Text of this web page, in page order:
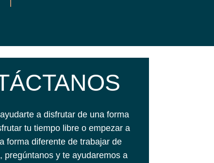
a disfrutar de una forma
tu tiempo libre o empezar a
forma diferente de trabajar de
pregúntanos y te ayudaremos a